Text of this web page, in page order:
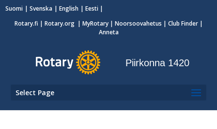
Suomi Svenska English
Eesti
Rotary.fi | Rotary.org | MyRotary| Noorsoovahetus | Club Finder|
Anneta
Piirkonna 1420
Select Page